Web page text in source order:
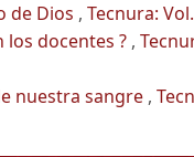
de Dios , Tecnura:
los docentes ? ,
nuestra sangre ,